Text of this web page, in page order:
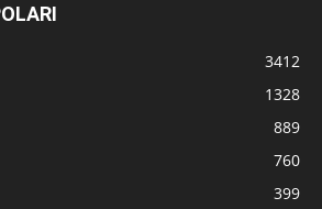
3412
1328
889
760
399